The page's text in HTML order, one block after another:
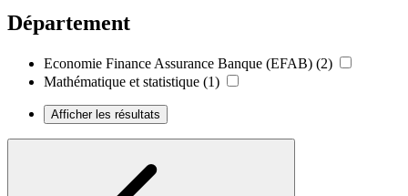
Département
Economie Finance Assurance Banque (EFAB) (2)
Mathématique et statistique (1)
Afficher les résultats